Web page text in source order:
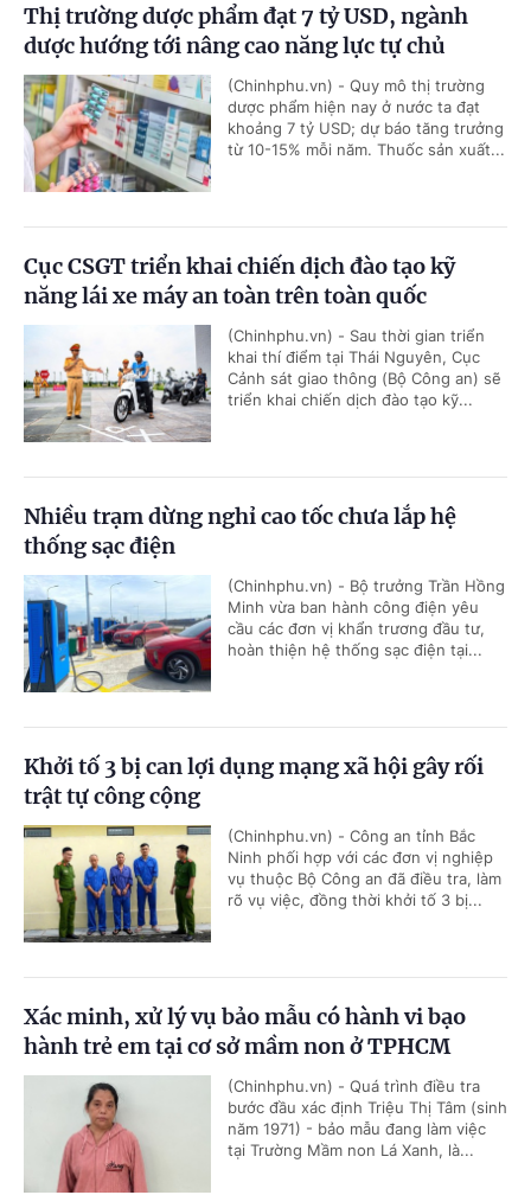
Thị trường dược phẩm đạt 7 tỷ USD, ngành
dược hướng tới nâng cao năng lực tự chủ
(Chinhphu.vn) - Quy mô thị trường
dược phẩm hiện nay ở nước ta đạt
khoảng 7 tỷ USD; dự báo tăng trưởng
từ 10-15% mỗi năm. Thuốc sản xuất...
Cục CSGT triển khai chiến dịch đào tạo kỹ
năng lái xe máy an toàn trên toàn quốc
(Chinhphu.vn) - Sau thời gian triển
khai thí điểm tại Thái Nguyên, Cục
Cảnh sát giao thông (Bộ Công an) sẽ
triển khai chiến dịch đào tạo kỹ...
Nhiều trạm dừng nghỉ cao tốc chưa lắp hệ
thống sạc điện
(Chinhphu.vn) - Bộ trưởng Trần Hồng
Minh vừa ban hành công điện yêu
cầu các đơn vị khẩn trương đầu tư,
hoàn thiện hệ thống sạc điện tại...
Khởi tố 3 bị can lợi dụng mạng xã hội gây rối
trật tự công cộng
(Chinhphu.vn) - Công an tỉnh Bắc
Ninh phối hợp với các đơn vị nghiệp
vụ thuộc Bộ Công an đã điều tra, làm
rõ vụ việc, đồng thời khởi tố 3 bị...
Xác minh, xử lý vụ bảo mẫu có hành vi bạo
hành trẻ em tại cơ sở mầm non ở TPHCM
(Chinhphu.vn) - Quá trình điều tra
bước đầu xác định Triệu Thị Tâm (sinh
năm 1971) - bảo mẫu đang làm việc
tại Trường Mầm non Lá Xanh, là...